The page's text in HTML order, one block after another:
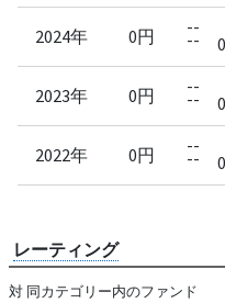
2024年 0円 --
--
2023年 0円 --
--
2022年 0円 --
--
レーティング
対 同カテゴリー内のファンド